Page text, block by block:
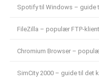
Spotify til Windows – guide
FileZilla – populær FTP-
Chromium Browser –
SimCity 2000 – guide til det